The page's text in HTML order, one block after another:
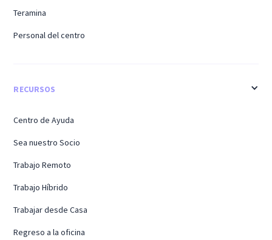
Teramina
Personal del centro
RECURSOS
Centro de Ayuda
Sea nuestro Socio
Trabajo Remoto
Trabajo Híbrido
Trabajar desde Casa
Regreso a la oficina